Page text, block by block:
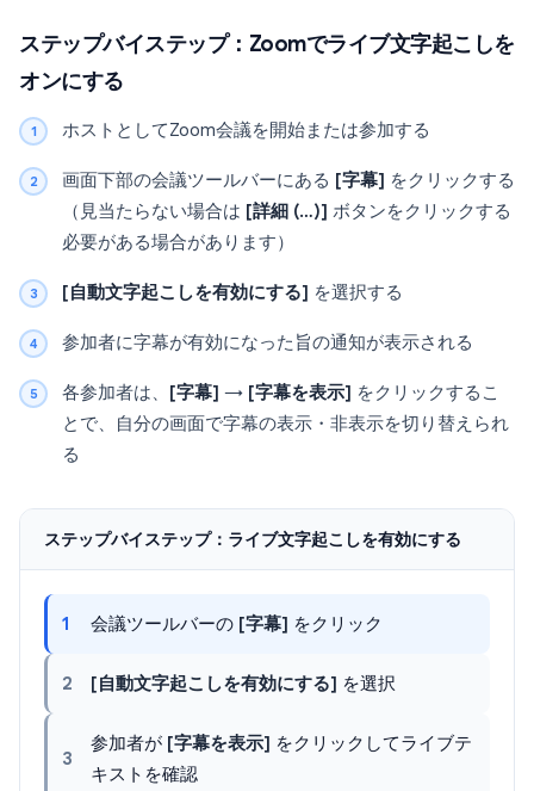
ステップバイステップ：Zoomでライブ文字起こしを
オンにする
ホストとしてZoom会議を開始または参加する
画面下部の会議ツールバーにある [字幕] をクリックする
（見当たらない場合は [詳細 (…)] ボタンをクリックする
必要がある場合があります）
[自動文字起こしを有効にする] を選択する
参加者に字幕が有効になった旨の通知が表示される
各参加者は、 [字幕] → [字幕を表示] をクリックするこ
とで、自分の画面で字幕の表示・非表示を切り替えられ
る
ステップバイステップ：ライブ文字起こしを有効にする
1 会議ツールバーの [字幕] をクリック
2 [自動文字起こしを有効にする] を選択
3
参加者が [字幕を表示] をクリックしてライブテ
キストを確認